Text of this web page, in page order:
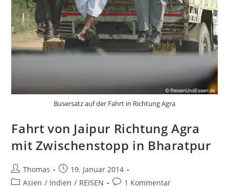
Busersatz auf der Fahrt in Richtung Agra
Fahrt von Jaipur Richtung Agra
mit Zwischenstopp in Bharatpur
Beitrags-
Autor:
Thomas
Beitrag
veröffentlicht:
19. Januar 2014
Beitrags-
Asien / Indien / REISEN
Beitrags-
1 Kommentar